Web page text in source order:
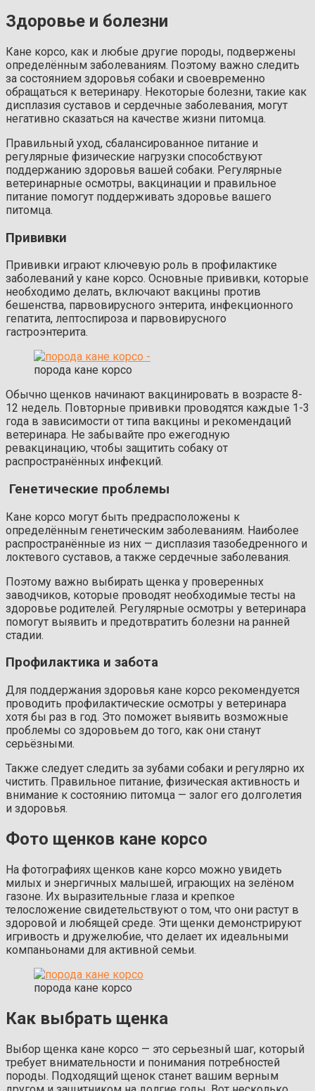
Здоровье и болезни
Кане корсо, как и любые другие породы, подвержены
определённым заболеваниям. Поэтому важно следить
за состоянием здоровья собаки и своевременно
обращаться к ветеринару. Некоторые болезни, такие как
дисплазия суставов и сердечные заболевания, могут
негативно сказаться на качестве жизни питомца.
Правильный уход, сбалансированное питание и
регулярные физические нагрузки способствуют
поддержанию здоровья вашей собаки. Регулярные
ветеринарные осмотры, вакцинации и правильное
питание помогут поддерживать здоровье вашего
питомца.
Прививки
Прививки играют ключевую роль в профилактике
заболеваний у кане корсо. Основные прививки, которые
необходимо делать, включают вакцины против
бешенства, парвовирусного энтерита, инфекционного
гепатита, лептоспироза и парвовирусного
гастроэнтерита.
порода кане корсо
Обычно щенков начинают вакцинировать в возрасте 8-
12 недель. Повторные прививки проводятся каждые 1-3
года в зависимости от типа вакцины и рекомендаций
ветеринара. Не забывайте про ежегодную
ревакцинацию, чтобы защитить собаку от
распространённых инфекций.
Генетические проблемы
Кане корсо могут быть предрасположены к
определённым генетическим заболеваниям. Наиболее
распространённые из них — дисплазия тазобедренного и
локтевого суставов, а также сердечные заболевания.
Поэтому важно выбирать щенка у проверенных
заводчиков, которые проводят необходимые тесты на
здоровье родителей. Регулярные осмотры у ветеринара
помогут выявить и предотвратить болезни на ранней
стадии.
Профилактика и забота
Для поддержания здоровья кане корсо рекомендуется
проводить профилактические осмотры у ветеринара
хотя бы раз в год. Это поможет выявить возможные
проблемы со здоровьем до того, как они станут
серьёзными.
Также следует следить за зубами собаки и регулярно их
чистить. Правильное питание, физическая активность и
внимание к состоянию питомца — залог его долголетия
и здоровья.
Фото щенков кане корсо
На фотографиях щенков кане корсо можно увидеть
милых и энергичных малышей, играющих на зелёном
газоне. Их выразительные глаза и крепкое
телосложение свидетельствуют о том, что они растут в
здоровой и любящей среде. Эти щенки демонстрируют
игривость и дружелюбие, что делает их идеальными
компаньонами для активной семьи.
порода кане корсо
Как выбрать щенка
Выбор щенка кане корсо — это серьезный шаг, который
требует внимательности и понимания потребностей
породы. Подходящий щенок станет вашим верным